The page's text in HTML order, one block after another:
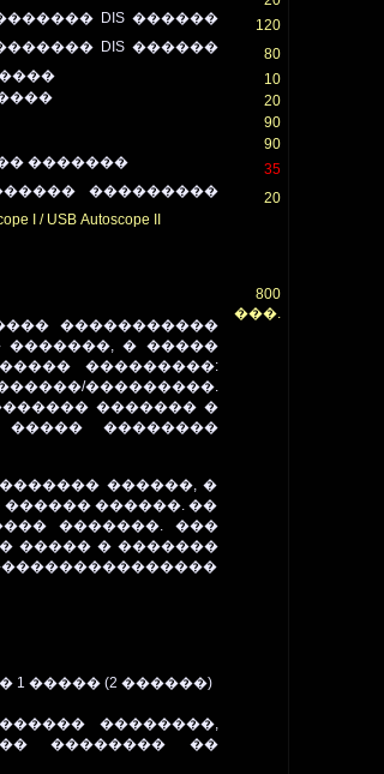
DIS ������
120
DIS ������
80
10
20
90
90
�������
35
���������
20
Autoscope II
�����������
�������, � �����
���������:
���������.
������� �
��������
������, �
������. ��
�������. ���
����� � �������
1 ����� (2 ������)
��������,
�������� ��
800
���.